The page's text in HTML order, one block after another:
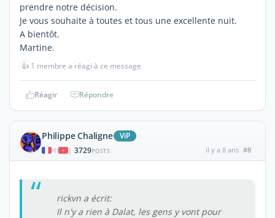
prendre notre décision.
Je vous souhaite à toutes et tous une excellente nuit.
A bientôt.
Martine.
👍 1 membre a réagi à ce message
Réagir Répondre
Philippe Chaligne ViP
| 3729POSTS il y a 8 ans #8
rickvn a écrit:
Il n'y a rien à Dalat, les gens y vont pour